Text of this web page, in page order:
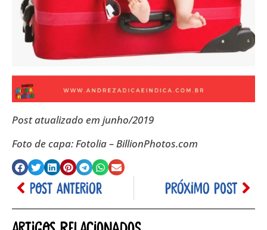
Post atualizado em junho/2019
Foto de capa: Fotolia – BillionPhotos.com
POST ANTERIOR PRÓXIMO POST